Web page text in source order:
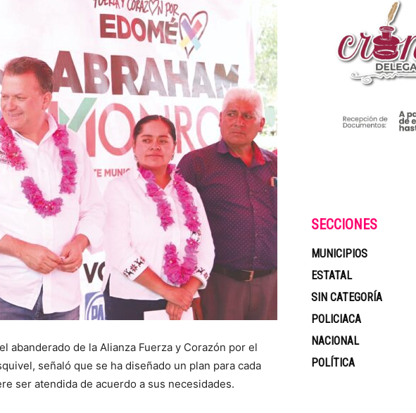
abanderado de la Alianza Fuerza y Corazón por el
señaló que se ha diseñado un plan para cada
ser atendida de acuerdo a sus necesidades.
SECCIONES
MUNICIPIOS
ESTATAL
SIN CATEGORÍA
POLICIACA
NACIONAL
POLÍTICA